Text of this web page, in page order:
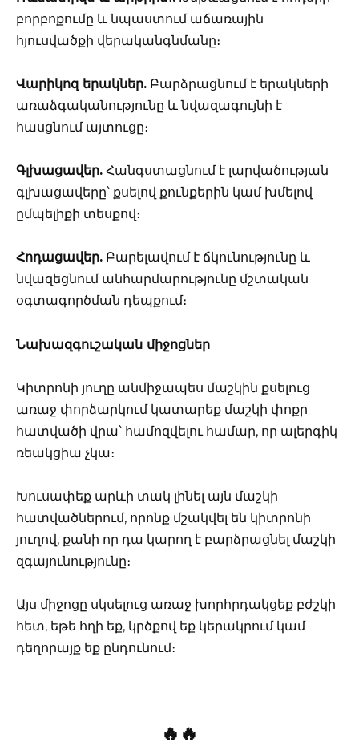
բորբոքումը և նպաստում աճառային
հյուսվածքի վերականգնմանը։
Վարիկոզ երակներ. Բարձրացնում է երակների
առաձգականությունը և նվազագույնի է
հասցնում այտուցը։
Գլխացավեր. Հանգստացնում է լարվածության
գլխացավերը՝ քսելով քունքերին կամ խմելով
ըմպելիքի տեսքով։
Հոդացավեր. Բարելավում է ճկունությունը և
նվազեցնում անհարմարությունը մշտական
օգտագործման դեպքում։
Նախազգուշական միջոցներ
Կիտրոնի յուղը անմիջապես մաշկին քսելուց
առաջ փորձարկում կատարեք մաշկի փոքր
հատվածի վրա՝ համոզվելու համար, որ ալերգիկ
ռեակցիա չկա։
Խուսափեք արևի տակ լինել այն մաշկի
հատվածներում, որոնք մշակվել են կիտրոնի
յուղով, քանի որ դա կարող է բարձրացնել մաշկի
զգայունությունը։
Այս միջոցը սկսելուց առաջ խորհրդակցեք բժշկի
հետ, եթե հղի եք, կրծքով եք կերակրում կամ
դեղորայք եք ընդունում։
🔥🔥